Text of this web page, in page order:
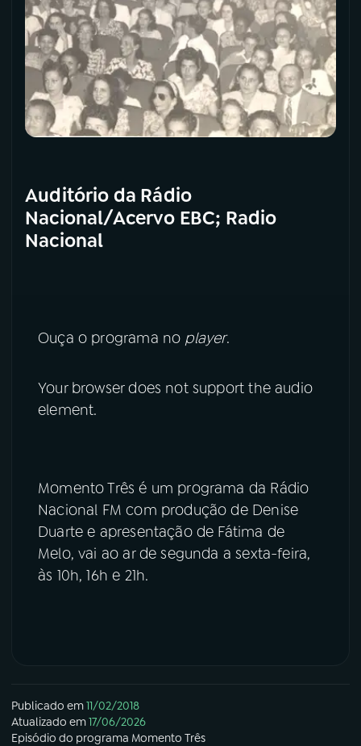
Auditório da Rádio
Nacional/Acervo EBC; Radio
Nacional
Ouça o programa no player.
Your browser does not support the audio
element.
Momento Três é um programa da Rádio
Nacional FM com produção de Denise
Duarte e apresentação de Fátima de
Melo, vai ao ar de segunda a sexta-feira,
às 10h, 16h e 21h.
Publicado em11/02/2018
Atualizado em17/06/2026
Episódio do programa Momento Três